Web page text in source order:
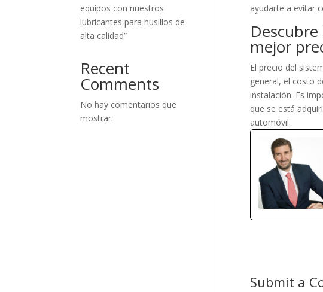
ayudarte a evitar
mejor
El precio del
general, el costo
instalación. Es
que se está
automóvil.
Submit a
equipos con nuestros
lubricantes para husillos de
alta calidad”
Recent
Comments
No hay comentarios que
mostrar.